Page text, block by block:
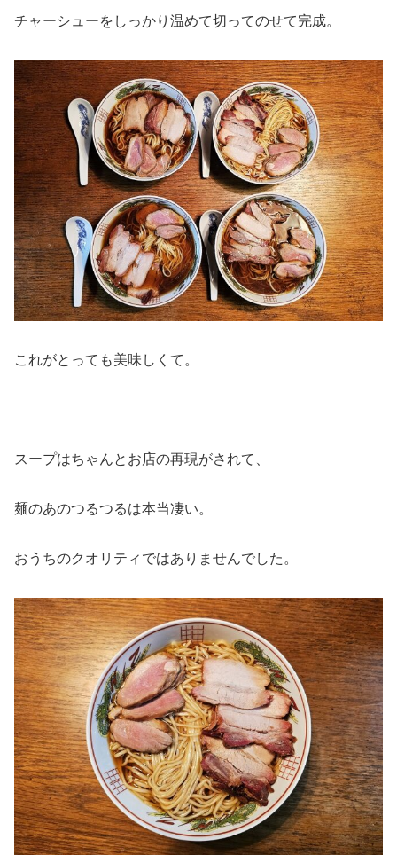
チャーシューをしっかり温めて切ってのせて完成。
これがとっても美味しくて。
スープはちゃんとお店の再現がされて、
麺のあのつるつるは本当凄い。
おうちのクオリティではありませんでした。